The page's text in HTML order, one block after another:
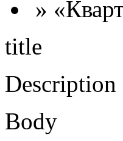
»
title
Description
Body